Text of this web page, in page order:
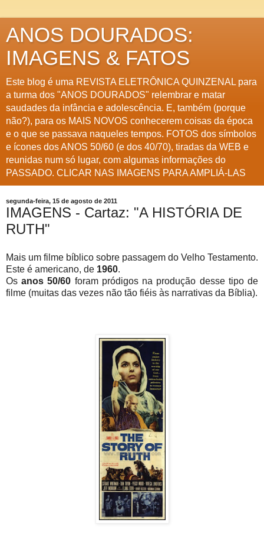
ANOS DOURADOS:
IMAGENS & FATOS
Este blog é uma REVISTA ELETRÔNICA QUINZENAL para
a turma dos "ANOS DOURADOS" relembrar e matar
saudades da infância e adolescência. E, também (porque
não?), para os MAIS NOVOS conhecerem coisas da época
e o que se passava naqueles tempos. FOTOS dos símbolos
e ícones dos ANOS 50/60 (e dos 40/70), tiradas da WEB e
reunidas num só lugar, com algumas informações do
PASSADO. CLICAR NAS IMAGENS PARA AMPLIÁ-LAS
segunda-feira, 15 de agosto de 2011
IMAGENS - Cartaz: "A HISTÓRIA DE
RUTH"
Mais um filme bíblico sobre passagem do Velho Testamento.
Este é americano, de 1960.
Osanos 50/60 foram pródigos na produção desse tipo de
filme (muitas das vezes não tão fiéis às narrativas da Bíblia).